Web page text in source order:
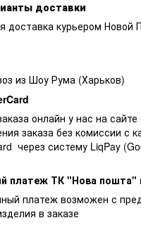
доставки
доставка курьером Новой
из Шоу Рума (Харьков)
онлайн у нас на сайте
заказа без комиссии с
через систему LiqPay
платеж ТК "Нова пошта"
платеж возможен с
в заказе